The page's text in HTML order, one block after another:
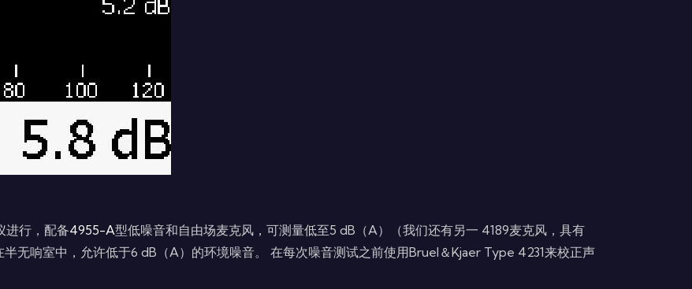
进行，配备4955-A型低噪音和自由场麦克风，可测量低至5 dB（A）（我们还有另一 4189麦克风，具有
无响室中，允许低于6 dB（A）的环境噪音。 在每次噪音测试之前使用Bruel＆Kjaer Type 4231来校正声